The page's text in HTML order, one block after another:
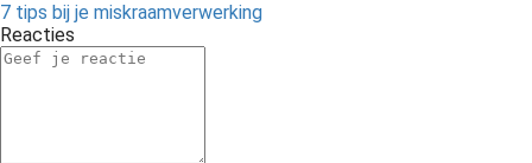
7 tips bij je miskraamverwerking
Reacties